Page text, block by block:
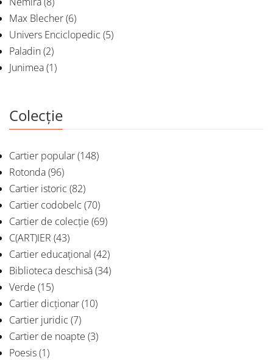
Max Blecher(6)
Univers Enciclopedic (5)
Paladin(2)
Junimea(1)
Colecție
Cartier popular(148)
Rotonda(96)
Cartier istoric (82)
Cartier codobelc (70)
Cartier de colecție (69)
C(ART)IER (43)
Cartier educațional (42)
Biblioteca deschisă(34)
Verde (15)
Cartier dicționar(10)
Cartier juridic (7)
Cartier de noapte (3)
Poesis(1)